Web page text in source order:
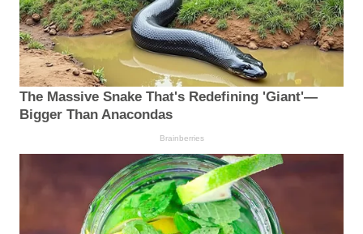
The Massive Snake That's Redefining 'Giant'—
Bigger Than Anacondas
Brainberries